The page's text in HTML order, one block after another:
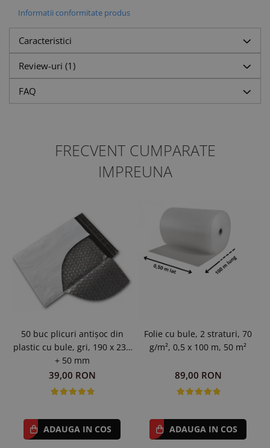
Informatii conformitate produs
Caracteristici
Review-uri (1)
FAQ
FRECVENT CUMPARATE
IMPREUNA
50 buc plicuri antișoc din
plastic cu bule, gri, 190 x 230
+ 50 mm
39,00 RON
ADAUGA IN COS
Folie cu bule, 2 straturi, 70
g/m², 0,5 x 100 m, 50 m²
89,00 RON
ADAUGA IN COS